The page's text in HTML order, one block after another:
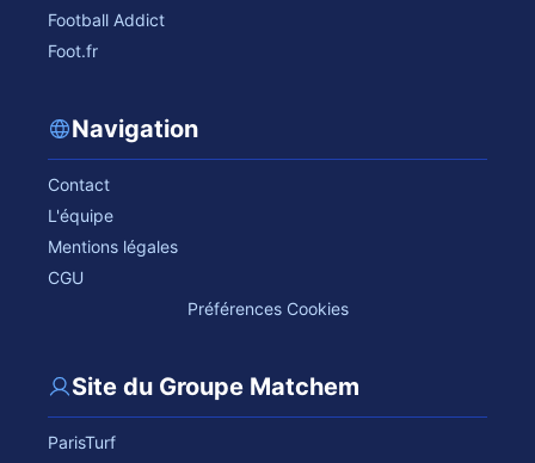
Football Addict
Foot.fr
Navigation
Contact
L'équipe
Mentions légales
CGU
Préférences Cookies
Site du Groupe Matchem
ParisTurf